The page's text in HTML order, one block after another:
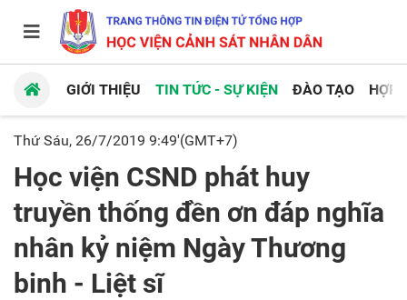
GIỚI THIỆU TIN TỨC - SỰ KIỆN ĐÀO TẠO HỢP
Thứ Sáu, 26/7/2019 9:49'(GMT+7)
Học viện CSND phát huy
truyền thống đền ơn đáp nghĩa
nhân kỷ niệm Ngày Thương
binh - Liệt sĩ